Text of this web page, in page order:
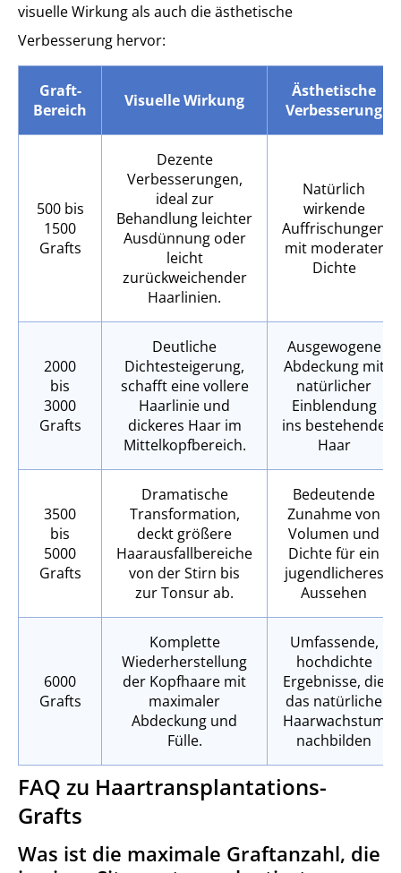
visuelle Wirkung als auch die ästhetische
Verbesserung hervor:
Graft-
Bereich
Visuelle Wirkung
Ästhetische
Verbesserung
500 bis
1500
Grafts
Dezente
Verbesserungen,
ideal zur
Behandlung leichter
Ausdünnung oder
leicht
zurückweichender
Haarlinien.
Natürlich
wirkende
Auffrischungen
mit moderater
Dichte
2000
bis
3000
Grafts
Deutliche
Dichtesteigerung,
schafft eine vollere
Haarlinie und
dickeres Haar im
Mittelkopfbereich.
Ausgewogene
Abdeckung mit
natürlicher
Einblendung
ins bestehende
Haar
3500
bis
5000
Grafts
Dramatische
Transformation,
deckt größere
Haarausfallbereiche
von der Stirn bis
zur Tonsur ab.
Bedeutende
Zunahme von
Volumen und
Dichte für ein
jugendlicheres
Aussehen
6000
Grafts
Komplette
Wiederherstellung
der Kopfhaare mit
maximaler
Abdeckung und
Fülle.
Umfassende,
hochdichte
Ergebnisse, die
das natürliche
Haarwachstum
nachbilden
FAQ zu Haartransplantations-
Grafts
Was ist die maximale Graftanzahl, die